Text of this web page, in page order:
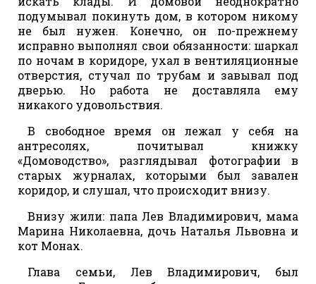
подумывал покинуть дом, в котором никому
не был нужен. Конечно, он по-прежнему
исправно выполнял свои обязанности: шаркал
по ночам в коридоре, ухал в вентиляционные
отверстия, стучал по трубам и завывал под
дверью. Но работа не доставляла ему
никакого удовольствия.
В свободное время он лежал у себя на
антресолях, почитывал книжку
«Домоводство», разглядывал фотографии в
старых журналах, которыми был завален
коридор, и слушал, что происходит внизу.
Внизу жили: папа Лев Владимирович, мама
Марина Николаевна, дочь Наталья Львовна и
кот Монах.
Глава семьи, Лев Владимирович, был